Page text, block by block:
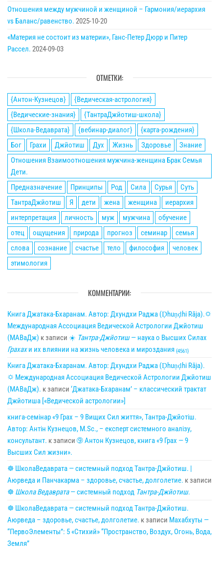
Отношения между мужчиной и женщиной – Гармония/иерархия
vs Баланс/равенство. 2025-10-20
«Материя не состоит из материи», Ганс-Петер Дюрр и Питер
Рассел. 2024-09-03
ОТМЕТКИ:
{Антон-Кузнецов}
{Ведическая-астрология}
{Ведические-знания}
{ТантраДжйотиш-школа}
{Школа-Ведаврата}
{вебинар-диалог}
{карта-рождения}
Бог
Грахи Джйотиш Дух Жизнь Здоровье
Знание
Отношения Взаимоотношения мужчина-женщина Брак Семья
Дети.
Предназначение
Принципы Род Сила Сурья
Суть
ТантраДжйотиш
Я дети жена женщина
иерархия
интерпретация
личность муж мужчина
обучение
отец
ощущения природа прогноз семинар
семья
слова
сознание счастье тело философия
человек
этимология
КОММЕНТАРИИ:
Книга Джатака-Бхаранам. Автор: Дхундхи Раджа (Ḍhuṇḍhi Rāja).🌣
Международная Ассоциация Ведической Астрологии Джйотиш
(МАВаДж) к записи ☀ Тантра-Джйотиш— наука о Высших Силах
Грахахи их влиянии на жизнь человека и мироздания {4561}
Книга Джатака-Бхаранам. Автор: Дхундхи Раджа (Ḍhuṇḍhi Rāja).
🌣 Международная Ассоциация Ведической Астрологии Джйотиш
(МАВаДж). к записи ‘Джатака-Бхаранам’ – классический трактат
Джйотиша [«Ведической астрологии»]
книга-семінар «9 Грах – 9 Вищих Сил життя», Тантра-Джйотіш.
Автор: Антін Кузнецов, M.Sc., – експерт системного аналізу,
консультант. к записи ➈ Антон Кузнецов, книга «9 Грах — 9
Высших Сил жизни».
☸ ШколаВедаврата — системный подход Тантра-Джйотиш. |
Аюрведа и Панчакарма – здоровье, счастье, долголетие. к записи
☸ Школа Ведаврата— системный подход Тантра-Джйотиш.
☸ ШколаВедаврата — системный подход Тантра-Джйотиш.
Аюрведа – здоровье, счастье, долголетие. к записи Махабхуты —
“ПервоЭлементы”: 5 «Стихий» “Пространство, Воздух, Огонь, Вода,
Земля”